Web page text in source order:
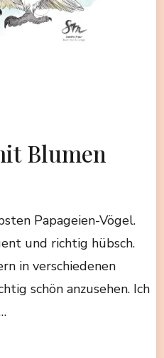
Blumen
Papageien-Vögel.
und richtig hübsch.
in verschiedenen
schön anzusehen. Ich